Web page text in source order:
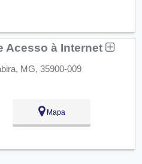
Acesso à Internet
MG, 35900-009
Mapa